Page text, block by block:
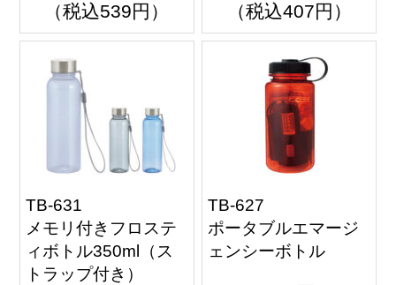
（税込539円）
（税込407円）
TB-631
メモリ付きフロステ
ィボトル350ml（ス
トラップ付き）
TB-627
ポータブルエマージ
ェンシーボトル